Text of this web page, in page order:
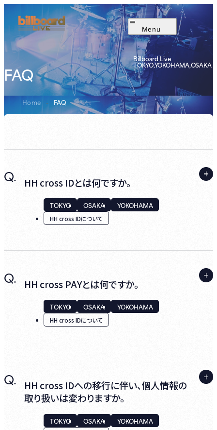
Menu
FAQ
Billboard Live
TOKYO,YOKOHAMA,OSAKA
Home - FAQ
Q. HH cross IDとは何ですか。
TOKYO OSAKA YOKOHAMA
HH cross IDについて
阪急阪神ホールディングスグループが提供す
る様々なサービスを利用できるIDです。
Q. HH cross PAYとは何ですか。
TOKYO OSAKA YOKOHAMA
HH cross IDについて
お持ちのHH cross ID（宝塚歌劇共通ID）にク
レジットカードを登録することで、HH cross
IDに対応しているさまざまなアプリ・WEBサ
ービスで都度決済情報を入力することなく便
Q.
HH cross IDへの移行に伴い、個人情報の
取り扱いは変わりますか。
TOKYO OSAKA YOKOHAMA